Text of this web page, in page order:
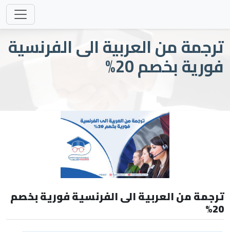
ترجمة من العربية الى الفرنسية
فورية بخصم 20%
ترجمة من العربية الى الفرنسية فورية بخصم
20%